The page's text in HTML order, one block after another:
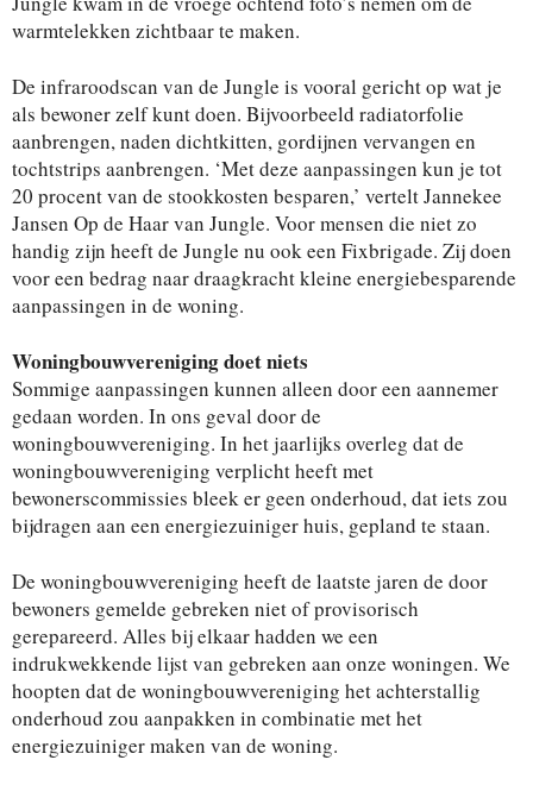
warmtelekken zichtbaar te maken.
De infraroodscan van de Jungle is vooral gericht op wat je
als bewoner zelf kunt doen. Bijvoorbeeld radiatorfolie
aanbrengen, naden dichtkitten, gordijnen vervangen en
tochtstrips aanbrengen. ‘Met deze aanpassingen kun je tot
20 procent van de stookkosten besparen,’ vertelt Jannekee
Jansen Op de Haar van Jungle. Voor mensen die niet zo
handig zijn heeft de Jungle nu ook een Fixbrigade. Zij doen
voor een bedrag naar draagkracht kleine energiebesparende
aanpassingen in de woning.
Woningbouwvereniging doet niets
Sommige aanpassingen kunnen alleen door een aannemer
gedaan worden. In ons geval door de
woningbouwvereniging. In het jaarlijks overleg dat de
woningbouwvereniging verplicht heeft met
bewonerscommissies bleek er geen onderhoud, dat iets zou
bijdragen aan een energiezuiniger huis, gepland te staan.
De woningbouwvereniging heeft de laatste jaren de door
bewoners gemelde gebreken niet of provisorisch
gerepareerd. Alles bij elkaar hadden we een
indrukwekkende lijst van gebreken aan onze woningen. We
hoopten dat de woningbouwvereniging het achterstallig
onderhoud zou aanpakken in combinatie met het
energiezuiniger maken van de woning.